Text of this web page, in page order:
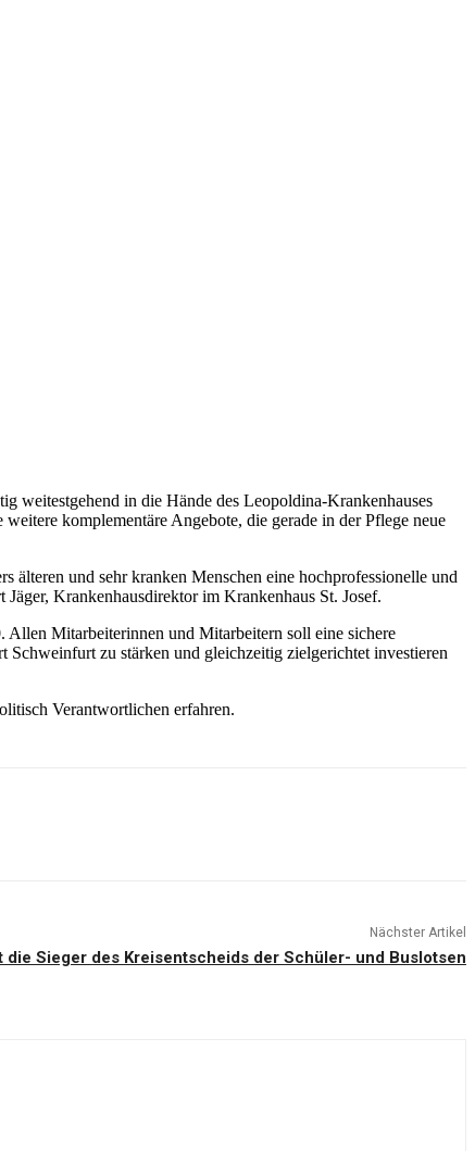
weitestgehend in die Hände des Leopoldina-Krankenhauses
komplementäre Angebote, die gerade in der Pflege neue
älteren und sehr kranken Menschen eine hochprofessionelle und
Krankenhausdirektor im Krankenhaus St. Josef.
Allen Mitarbeiterinnen und Mitarbeitern soll eine sichere
Schweinfurt zu stärken und gleichzeitig zielgerichtet investieren
Verantwortlichen erfahren.
Nächster Artikel
die Sieger des Kreisentscheids der Schüler- und Buslotsen